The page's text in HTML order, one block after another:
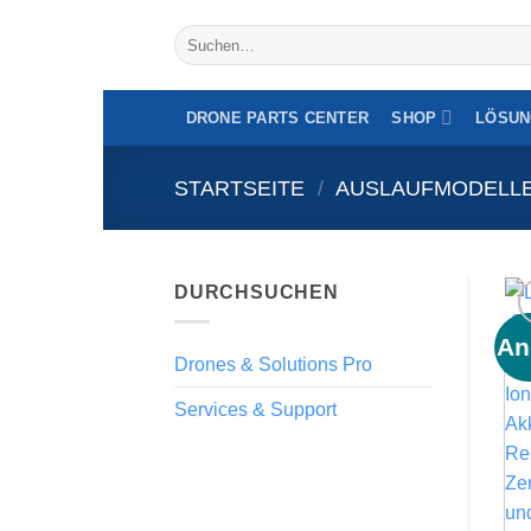
Suche
nach:
DRONE PARTS CENTER SHOP
STARTSEITE /
DURCHSUCHEN
Drones & Solutions Pro
Services & Support